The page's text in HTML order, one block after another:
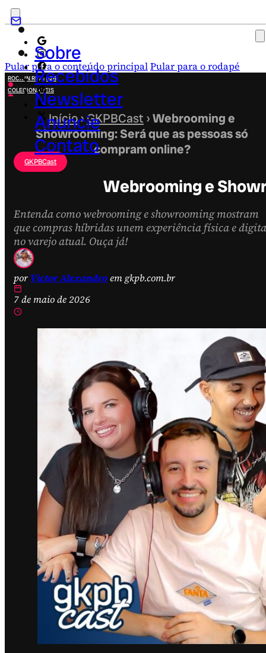
Pular para o conteúdo principalPular para o rodapé
Sobre
Recebidos
Newsletter
Anuncie
Contato
ROCK IN RIO 2026
COLECIONÁVEIS
FESTA JUNINA
CAMPANHAS CRIATIVAS
Início›GKPBCast ›Webrooming e
Showrooming: Será que as pessoas só
compram online?
GKPBCast
Webrooming e
Entenda como webrooming e showrooming mostram
que compras híbridas unem experiência física e
no varejo atual. Ouça já!
por Victor Alexandroem gkpb.com.br
7 de maio de 2026